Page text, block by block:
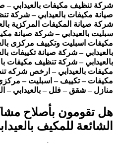
شركة تنظيف مكيفات بالعيدابي –
صيانة مكيفات بالعيدابي – شركة
شركة صيانة المكيفات المركزية
سبليت بالعيدابي – شركة صيانة
مكيفات اسبليت وتكييف مركزى
بالعيدابي – شركة صيانة تكييفات
بالعيدابي – شركة تنظيف مكيفات
مكيفات بالعيدابي – ارخص شركه
مكيفات – تكييف – اسبليت –
منازل – شقق – فلل – بالعيدابي –
هل تقومون بأصلاح
الشائعة للمكيف